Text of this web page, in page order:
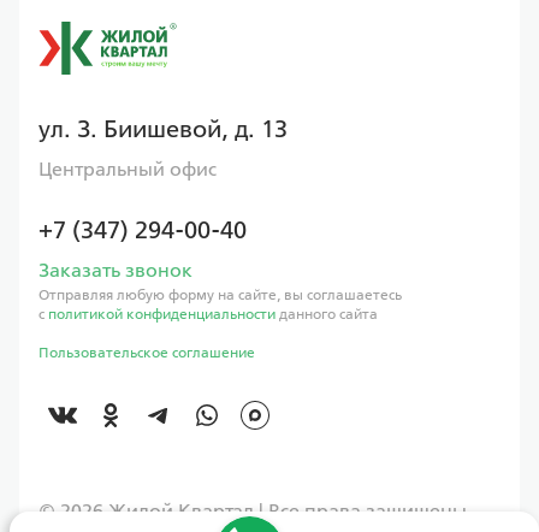
ул. З. Биишевой, д. 13
Центральный офис
+7 (347) 294-00-40
Заказать звонок
Отправляя любую форму на сайте, вы соглашаетесь
с политикой конфиденциальности данного сайта
Пользовательское соглашение
©️ 2026 Жилой Квартал | Все права защищены